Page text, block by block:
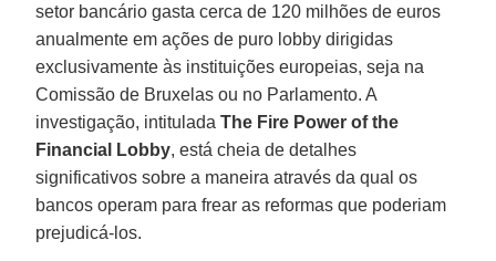
setor bancário gasta cerca de 120 milhões de euros
anualmente em ações de puro lobby dirigidas
exclusivamente às instituições europeias, seja na
Comissão de Bruxelas ou no Parlamento. A
investigação, intituladaThe Fire Power of the
Financial Lobby, está cheia de detalhes
significativos sobre a maneira através da qual os
bancos operam para frear as reformas que poderiam
prejudicá-los.